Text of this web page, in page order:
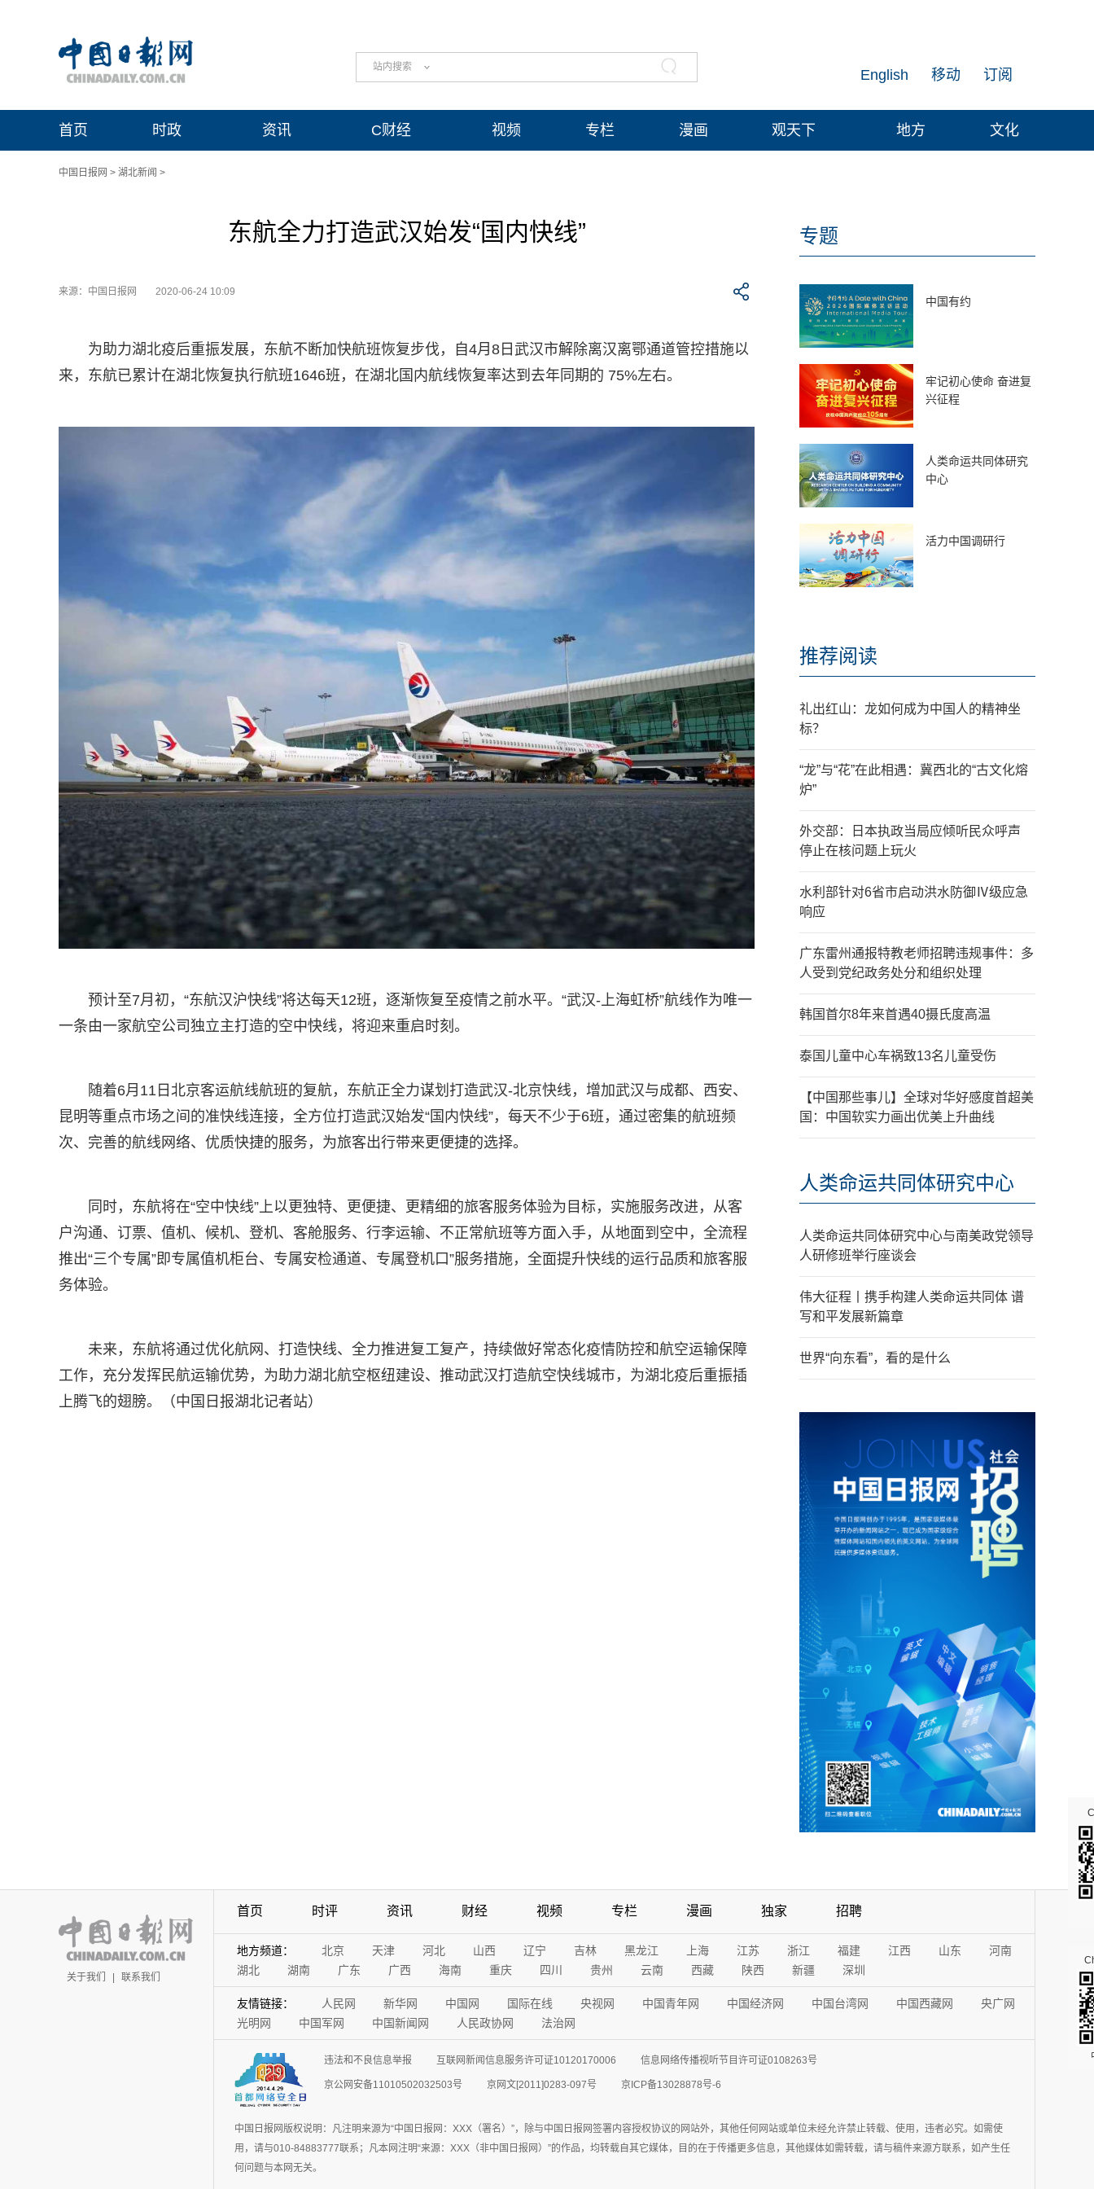
站内搜索 订阅
移动
English
首页 时政 资讯 C财经 视频 专栏 漫画 观天下 地方 文化
中国日报网 > 湖北新闻 >
东航全力打造武汉始发“国内快线”
来源：中国日报网 2020-06-24 10:09
为助力湖北疫后重振发展，东航不断加快航班恢复步伐，自4月8日武汉市解除离汉离鄂通道管控措施以
来，东航已累计在湖北恢复执行航班1646班，在湖北国内航线恢复率达到去年同期的 75%左右。
预计至7月初，“东航汉沪快线”将达每天12班，逐渐恢复至疫情之前水平。“武汉-上海虹桥”航线作为唯一
一条由一家航空公司独立主打造的空中快线，将迎来重启时刻。
随着6月11日北京客运航线航班的复航，东航正全力谋划打造武汉-北京快线，增加武汉与成都、西安、
昆明等重点市场之间的准快线连接，全方位打造武汉始发“国内快线”，每天不少于6班，通过密集的航班频
次、完善的航线网络、优质快捷的服务，为旅客出行带来更便捷的选择。
同时，东航将在“空中快线”上以更独特、更便捷、更精细的旅客服务体验为目标，实施服务改进，从客
户沟通、订票、值机、候机、登机、客舱服务、行李运输、不正常航班等方面入手，从地面到空中，全流程
推出“三个专属”即专属值机柜台、专属安检通道、专属登机口”服务措施，全面提升快线的运行品质和旅客服
务体验。
未来，东航将通过优化航网、打造快线、全力推进复工复产，持续做好常态化疫情防控和航空运输保障
工作，充分发挥民航运输优势，为助力湖北航空枢纽建设、推动武汉打造航空快线城市，为湖北疫后重振插
上腾飞的翅膀。（中国日报湖北记者站）
专题
中国有约
牢记初心使命 奋进复
兴征程
人类命运共同体研究
中心
活力中国调研行
推荐阅读
礼出红山：龙如何成为中国人的精神坐
标？
“龙”与“花”在此相遇：冀西北的“古文化熔
炉”
外交部：日本执政当局应倾听民众呼声
停止在核问题上玩火
水利部针对6省市启动洪水防御Ⅳ级应急
响应
广东雷州通报特教老师招聘违规事件：多
人受到党纪政务处分和组织处理
韩国首尔8年来首遇40摄氏度高温
泰国儿童中心车祸致13名儿童受伤
【中国那些事儿】全球对华好感度首超美
国：中国软实力画出优美上升曲线
人类命运共同体研究中心
人类命运共同体研究中心与南美政党领导
人研修班举行座谈会
伟大征程丨携手构建人类命运共同体 谱
写和平发展新篇章
世界“向东看”，看的是什么
关于我们 | 联系我们
首页 时评 资讯 财经 视频 专栏 漫画 独家 招聘
地方频道： 北京 天津 河北 山西 辽宁 吉林 黑龙江 上海 江苏 浙江 福建 江西 山东
河南
湖北
湖南 广东 广西 海南 重庆 四川 贵州 云南 西藏 陕西 新疆 深圳
友情链接： 人民网 新华网 中国网 国际在线 央视网 中国青年网 中国经济网 中国台湾网 中国西藏网
央广网
光明网
中国军网 中国新闻网 人民政协网 法治网
违法和不良信息举报 互联网新闻信息服务许可证10120170006 信息网络传播视听节目许可证0108263号
京公网安备11010502032503号 京网文[2011]0283-097号 京ICP备13028878号-6
中国日报网版权说明：凡注明来源为“中国日报网：XXX（署名）”，除与中国日报网签署内容授权协议的网站外，其他任何网站或单位未经允许禁止转载、使用，违者必究。如需使
用，请与010-84883777联系；凡本网注明“来源：XXX（非中国日报网）”的作品，均转载自其它媒体，目的在于传播更多信息，其他媒体如需转载，请与稿件来源方联系，如产生任
何问题与本网无关。